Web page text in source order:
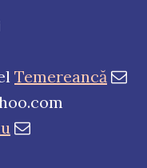
Temereancă